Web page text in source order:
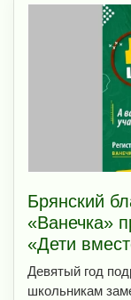
Брянский
«Ванечка»
«Дети
Девятый год
школьникам